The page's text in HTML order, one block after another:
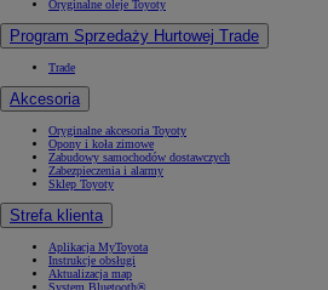
Oryginalne oleje Toyoty
Program Sprzedaży Hurtowej Trade
Trade
Akcesoria
Oryginalne akcesoria Toyoty
Opony i koła zimowe
Zabudowy samochodów dostawczych
Zabezpieczenia i alarmy
Sklep Toyoty
Strefa klienta
Aplikacja MyToyota
Instrukcje obsługi
Aktualizacja map
System Bluetooth®